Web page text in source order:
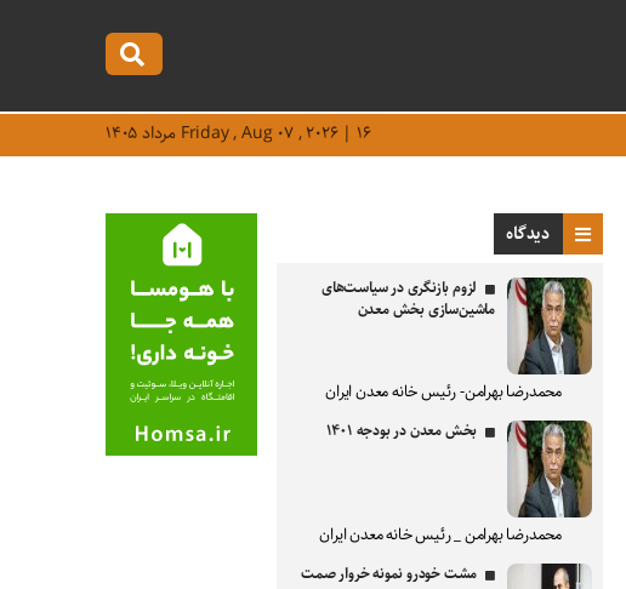
Friday , Aug ۰۷ , ۲۰۲۶ | ۱۶ مرداد ۱۴۰۵
دیدگاه
لزوم بازنگری در سیاست‌های
ماشین‌سازی بخش معدن
محمدرضا بهرامن- رئیس خانه معدن ایران
بخش معدن در بودجه ۱۴۰۱
محمدرضا بهرامن _ رئیس خانه معدن ایران
مشت خودرو نمونه خروار صمت